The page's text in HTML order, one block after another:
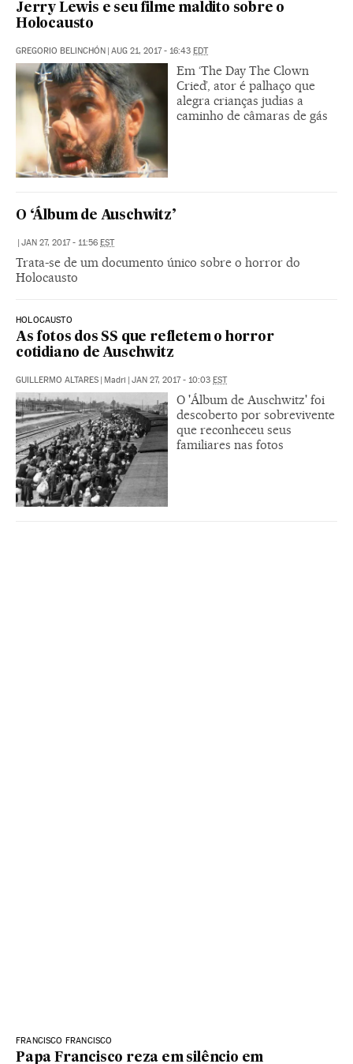
Jerry Lewis e seu filme maldito sobre o
Holocausto
GREGORIO BELINCHÓN | AUG 21, 2017 - 16:43 EDT
Em ‘The Day The Clown
Cried’, ator é palhaço que
alegra crianças judias a
caminho de câmaras de gás
O ‘Álbum de Auschwitz’
| JAN 27, 2017 - 11:56 EST
Trata-se de um documento único sobre o horror do
Holocausto
HOLOCAUSTO
As fotos dos SS que refletem o horror
cotidiano de Auschwitz
GUILLERMO ALTARES | Madri | JAN 27, 2017 - 10:03 EST
O 'Álbum de Auschwitz' foi
descoberto por sobrevivente
que reconheceu seus
familiares nas fotos
FRANCISCO FRANCISCO
Papa Francisco reza em silêncio em